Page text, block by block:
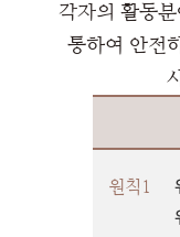
각자의 활동
통하여 안전
원칙1